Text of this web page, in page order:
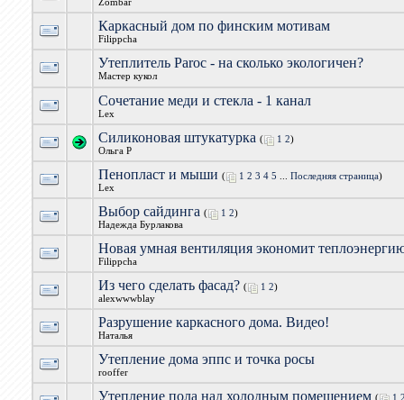
Zombar
Каркасный дом по финским мотивам
Filippcha
Утеплитель Paroc - на сколько экологичен?
Мастер кукол
Сочетание меди и стекла - 1 канал
Lex
Силиконовая штукатурка ( 1 2)
Ольга Р
Пенопласт и мыши ( 1 2 3 4 5 Последняя страница)
Lex
Выбор сайдинга ( 1 2)
Надежда Бурлакова
Новая умная вентиляция экономит
Filippcha
Из чего сделать фасад? ( 1 2)
alexwwwblay
Разрушение каркасного дома. Видео!
Наталья
Утепление дома эппс и точка росы
rooffer
Утепление пола над холодным помещением ( 1